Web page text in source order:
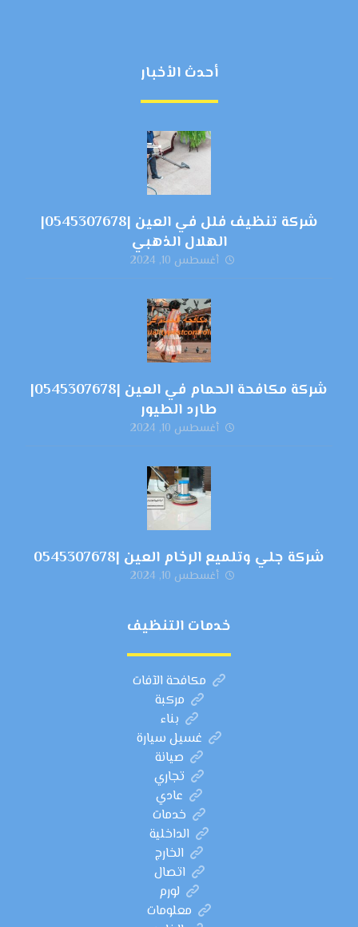
أحدث الأخبار
شركة تنظيف فلل في العين |0545307678|
الهلال الذهبي
أغسطس 10, 2024
شركة مكافحة الحمام في العين |0545307678|
طارد الطيور
أغسطس 10, 2024
شركة جلي وتلميع الرخام العين |0545307678
أغسطس 10, 2024
خدمات التنظيف
مكافحة الآفات
مركبة
بناء
غسيل سيارة
صيانة
تجاري
عادي
خدمات
الداخلية
الخارج
اتصال
لورم
معلومات